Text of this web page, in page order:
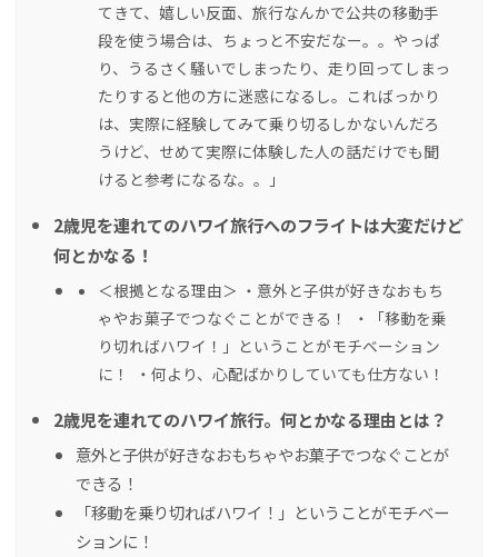
てきて、嬉しい反面、旅行なんかで公共の移動手
段を使う場合は、ちょっと不安だなー。。やっぱ
り、うるさく騒いでしまったり、走り回ってしまっ
たりすると他の方に迷惑になるし。こればっかり
は、実際に経験してみて乗り切るしかないんだろ
うけど、せめて実際に体験した人の話だけでも聞
けると参考になるな。。」
2歳児を連れてのハワイ旅行へのフライトは大変だけど
何とかなる！
＜根拠となる理由＞ ・意外と子供が好きなおもち
ゃやお菓子でつなぐことができる！ ・「移動を乗
り切ればハワイ！」ということがモチベーション
に！ ・何より、心配ばかりしていても仕方ない！
2歳児を連れてのハワイ旅行。何とかなる理由とは？
意外と子供が好きなおもちゃやお菓子でつなぐことが
できる！
「移動を乗り切ればハワイ！」ということがモチベー
ションに！